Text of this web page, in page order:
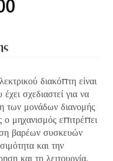
διακόπτη είναι
σχεδιαστεί για να
των μονάδων διανομής
ο μηχανισμός επιτρέπει
βαρέων συσκευών
και την